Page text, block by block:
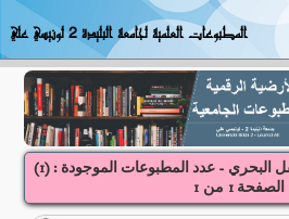
المطبوعات العلمية لجامعة البليدة 2 لونيسي علي
البحري - عدد المطبوعات الموجودة : (1
)
الصفحة1 من1